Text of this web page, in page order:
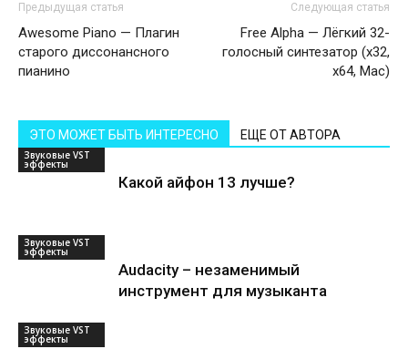
Предыдущая статья
Awesome Piano — Плагин
старого диссонансного
пианино
Следующая статья
Free Alpha — Лёгкий 32-
голосный синтезатор (x32,
x64, Mac)
ЭТО МОЖЕТ БЫТЬ ИНТЕРЕСНО ЕЩЕ ОТ АВТОРА
Звуковые VST
эффекты
Какой айфон 13 лучше?
Звуковые VST
эффекты
Audacity – незаменимый
инструмент для музыканта
Звуковые VST
эффекты